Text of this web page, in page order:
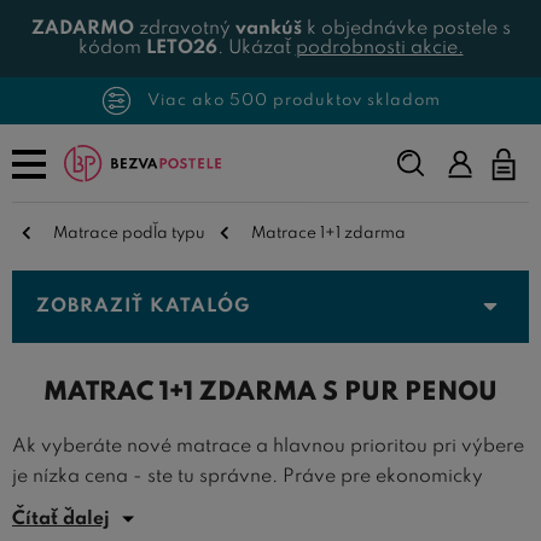
ZADARMOzdravotný vankúšk objednávke postele s
kódom LETO26. Ukázať podrobnosti akcie.
Viac ako 500 produktov skladom
Napíšte,
čo
Matrace podľa typu Matrace 1+1 zdarma
ZOBRAZIŤ KATALÓG
MATRAC 1+1 ZDARMA S PUR PENOU
Ak vyberáte nové matrace a hlavnou prioritou pri výbere
je nízka cena - ste tu správne. Práve pre ekonomicky
zmýšľajúce osoby je pripravená ponuka
Čítať ďalej